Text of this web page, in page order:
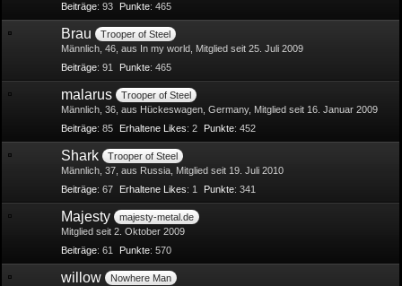
Beiträge 93 Punkte 465
Brau
Trooper of Steel
Männlich 46 aus In my world Mitglied seit 25. Juli 2009
Beiträge 91 Punkte 465
malarus
Trooper of Steel
Männlich 36 aus Hückeswagen, Germany Mitglied seit 16. Januar 2009
Beiträge 85 Erhaltene Likes 2 Punkte 452
Shark
Trooper of Steel
Männlich 37 aus Russia Mitglied seit 19. Juli 2010
Beiträge 67 Erhaltene Likes 1 Punkte 341
Majesty
majesty-metal.de
Mitglied seit 2. Oktober 2009
Beiträge 61 Punkte 570
willow
Nowhere Man